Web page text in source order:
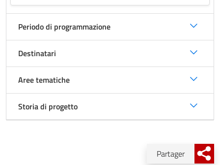
Partager
Periodo di programmazione
Destinatari
Aree tematiche
Storia di progetto